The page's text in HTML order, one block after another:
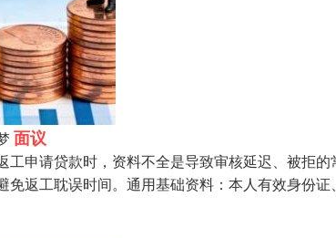
面议
工申请贷款时，资料不全是导致审核延迟、被拒
免返工耽误时间。通用基础资料：本人有效身份